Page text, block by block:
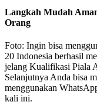
Langkah Mudah
Orang
Foto: Ingin bisa
20 Indonesia berhasil
jelang Kualifikasi Piala
Selanjutnya Anda bisa
menggunakan
kali ini.